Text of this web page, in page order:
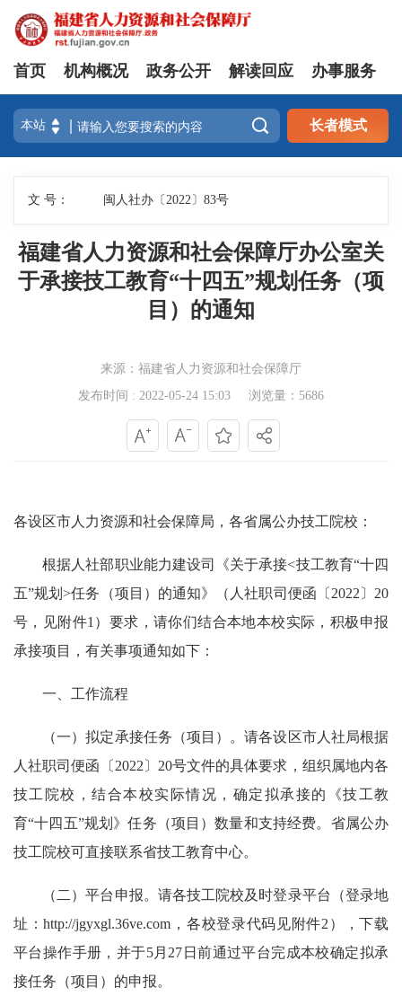
首页 机构概况 政务公开 解读回应 办事服务
 长者模式
文 号： 闽人社办〔2022〕83号
福建省人力资源和社会保障厅办公室关
于承接技工教育“十四五”规划任务（项
目）的通知
来源：福建省人力资源和社会保障厅
发布时间 : 2022-05-24 15:03
浏览量：5686
各设区市人力资源和社会保障局，各省属公办技工院校 ：
根据 人社部职业能力建设司 《关于承接<技工教育“十四
五”规划>任务（项目）的通知》（ 人社职司便函 〔 2022 〕 20
号 ，见附件1 ） 要求 ，请你们结合本地本校实际，积极申报
承接项目， 有关事项通知如下 ：
一、工作流程
（一）拟定承接任务（项目）。请各设区市人社局根据
人社职司便函 〔 2022 〕 20号文件的具体要求， 组织属地内各
技工院校，结合本校实际情况， 确定拟承接的
《技工教
育“十四五”规划》任务（项目）数量和支持经费。省属公办
技工院校可直接联系省技工教育中心。
（二）平台申报。 请各技工院校及时登录平台
（登录地
址：http://jgyxgl.36ve.com，各校登录代码见附件2 ）
，下载
平台操作手册 ，并于5月27日前通过平台完成本校确定拟承
接任务（项目）的申报。